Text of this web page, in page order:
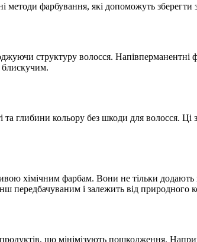
фарбування, які допоможуть зберегти
структуру волосся. Напівперманентні
блискучим.
глибини кольору без шкоди для волосся.
хімічним фарбам. Вони не тільки
передбачуваним і залежить від природного
що мінімізують пошкодження.